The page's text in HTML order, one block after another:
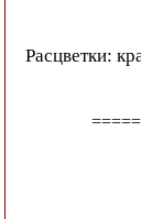
Расцветки: